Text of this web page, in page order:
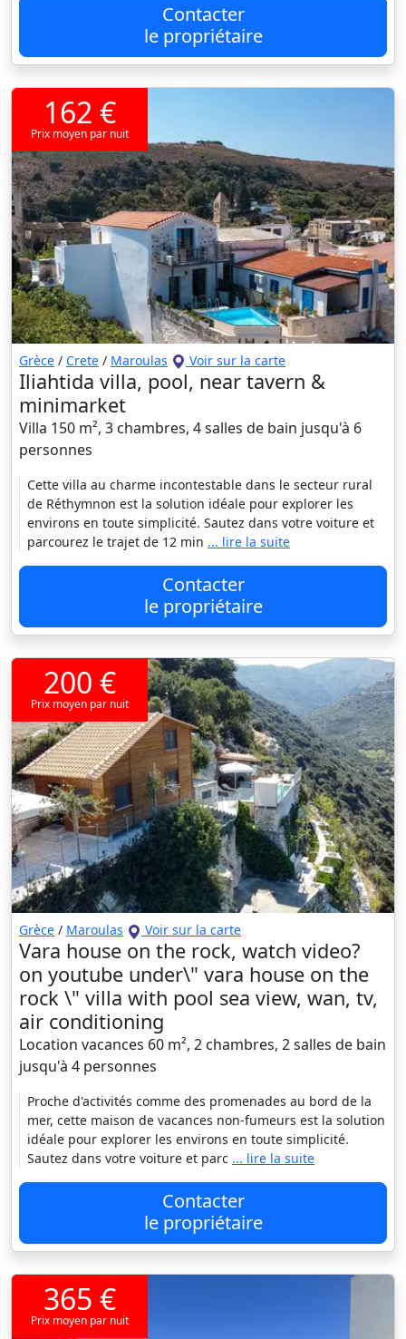
Contacter
le propriétaire
162 €
Prix moyen par nuit
Grèce / Crete / Maroulas Voir sur la carte
Iliahtida villa, pool, near tavern &
minimarket
Villa 150 m², 3 chambres, 4 salles de bain jusqu'à 6
personnes
Cette villa au charme incontestable dans le secteur rural
de Réthymnon est la solution idéale pour explorer les
environs en toute simplicité. Sautez dans votre voiture et
parcourez le trajet de 12 min ... lire la suite
Contacter
le propriétaire
200 €
Prix moyen par nuit
Grèce / Maroulas Voir sur la carte
Vara house on the rock, watch video?
on youtube under\" vara house on the
rock \" villa with pool sea view, wan, tv,
air conditioning
Location vacances 60 m², 2 chambres, 2 salles de bain
jusqu'à 4 personnes
Proche d'activités comme des promenades au bord de la
mer, cette maison de vacances non-fumeurs est la solution
idéale pour explorer les environs en toute simplicité.
Sautez dans votre voiture et parc ... lire la suite
Contacter
le propriétaire
365 €
Prix moyen par nuit